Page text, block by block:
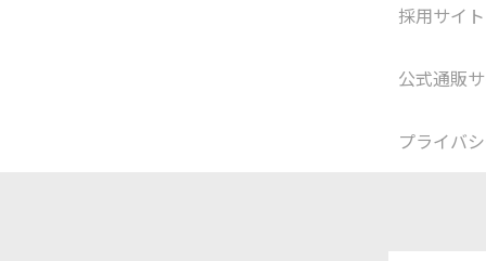
採用サイト
公式通販
プライバ